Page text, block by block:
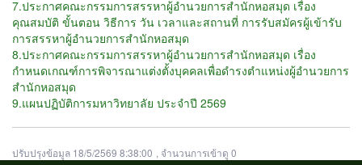
7.ประกาศคณะกรรมการสรรหาผู้อำนวยการสำนักหอสมุด เรื่อง
คุณสมบัติ ขั้นตอน วิธีการ วัน เวลาและสถานที่ การรับสมัครผู้เข้ารับ
การสรรหาผู้อำนวยการสำนักหอสมุด
8.ประกาศคณะกรรมการสรรหาผู้อำนวยการสำนักหอสมุด เรื่อง
กำหนดเกณฑ์การพิจารณาแต่งตั้งบุคคลเพื่อดำรงตำแหน่งผู้อำนวยการ
สำนักหอสมุด
9.แผนปฏิบัติการมหาวิทยาลัย ประจำปี 2569
ปรับปรุงข้อมูล 18/5/2569 8:38:00 , จำนวนการเข้าดู 0